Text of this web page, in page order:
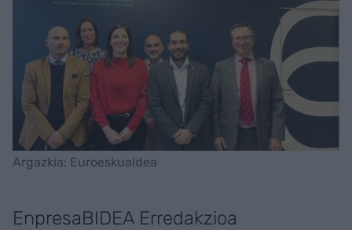
Argazkia: Euroeskualdea
EnpresaBIDEA Erredakzioa